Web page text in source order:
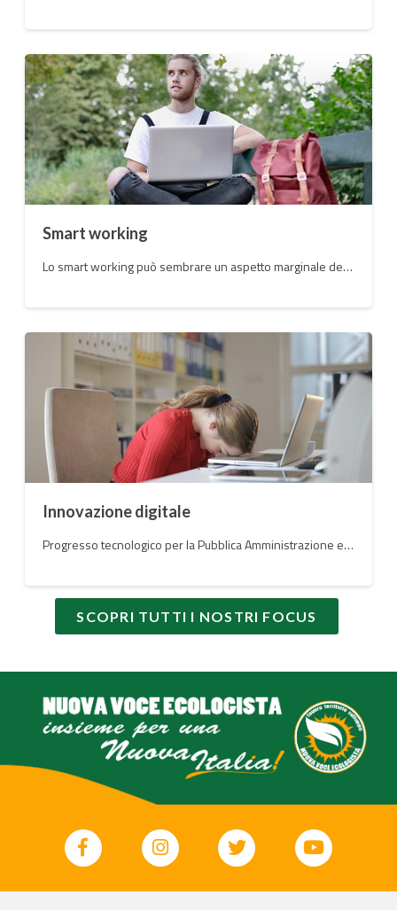
Smart working
Lo smart working può sembrare un aspetto marginale dei cambiamenti sul lavoro, ma è all’interno e il motore di un rinnovamento profondo del tessuto produttivo del Paese, puntando ed investendo sullo sviluppo.
Innovazione digitale
Progresso tecnologico per la Pubblica Amministrazione e per le infrastrutture a vantaggio dei cittadini
SCOPRI TUTTI I NOSTRI FOCUS